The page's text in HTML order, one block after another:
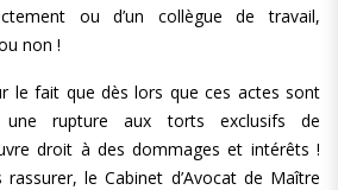
ou d’un collègue de travail,
non !
le fait que dès lors que ces actes sont
rupture aux torts exclusifs de
droit à des dommages et intérêts !
le Cabinet d’Avocat de Maître